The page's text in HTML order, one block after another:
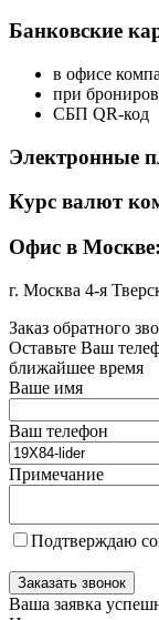
Банковские
в офисе
при
СБП QR-код
Электронные
Курс валют
Офис в Москве:
г. Москва 4-я
Заказ обратного
Оставьте Ваш
ближайшее время
Ваше имя
Ваш телефон
Примечание
Подтверждаю
Заказать звонок
Ваша заявка